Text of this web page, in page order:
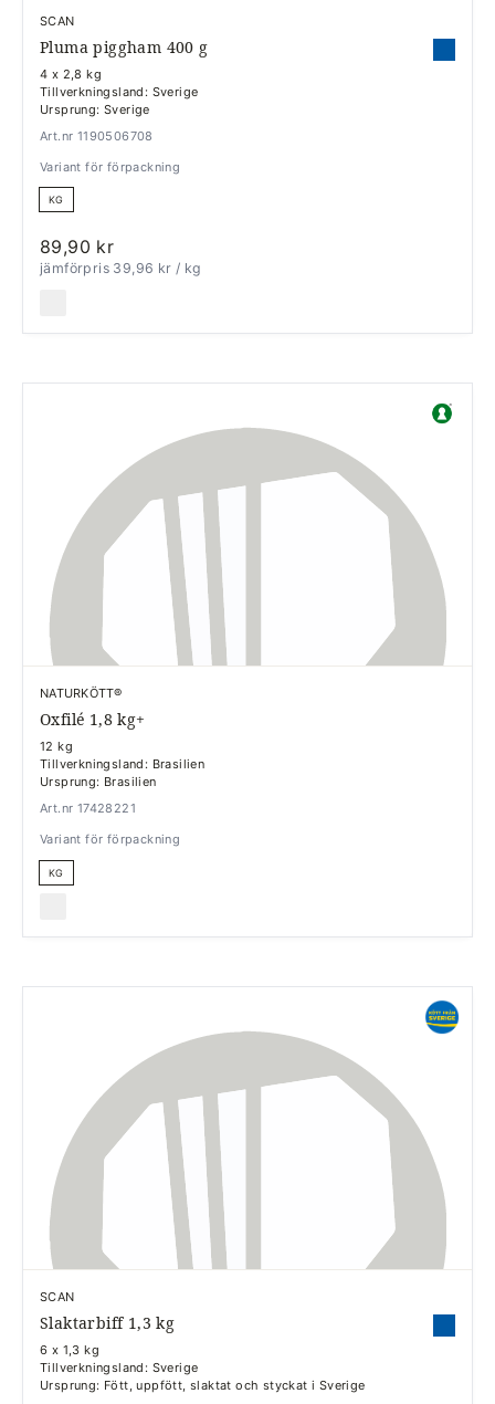
SCAN
Pluma piggham 400 g
4 x 2,8 kg
Tillverkningsland: Sverige
Ursprung: Sverige
Art.nr 1190506708
Variant för förpackning
KG
89,90 kr
jämförpris 39,96 kr/ kg
NATURKÖTT®
Oxfilé 1,8 kg+
12 kg
Tillverkningsland: Brasilien
Ursprung: Brasilien
Art.nr 17428221
Variant för förpackning
KG
SCAN
Slaktarbiff 1,3 kg
6 x 1,3 kg
Tillverkningsland: Sverige
Ursprung: Fött, uppfött, slaktat och styckat i Sverige